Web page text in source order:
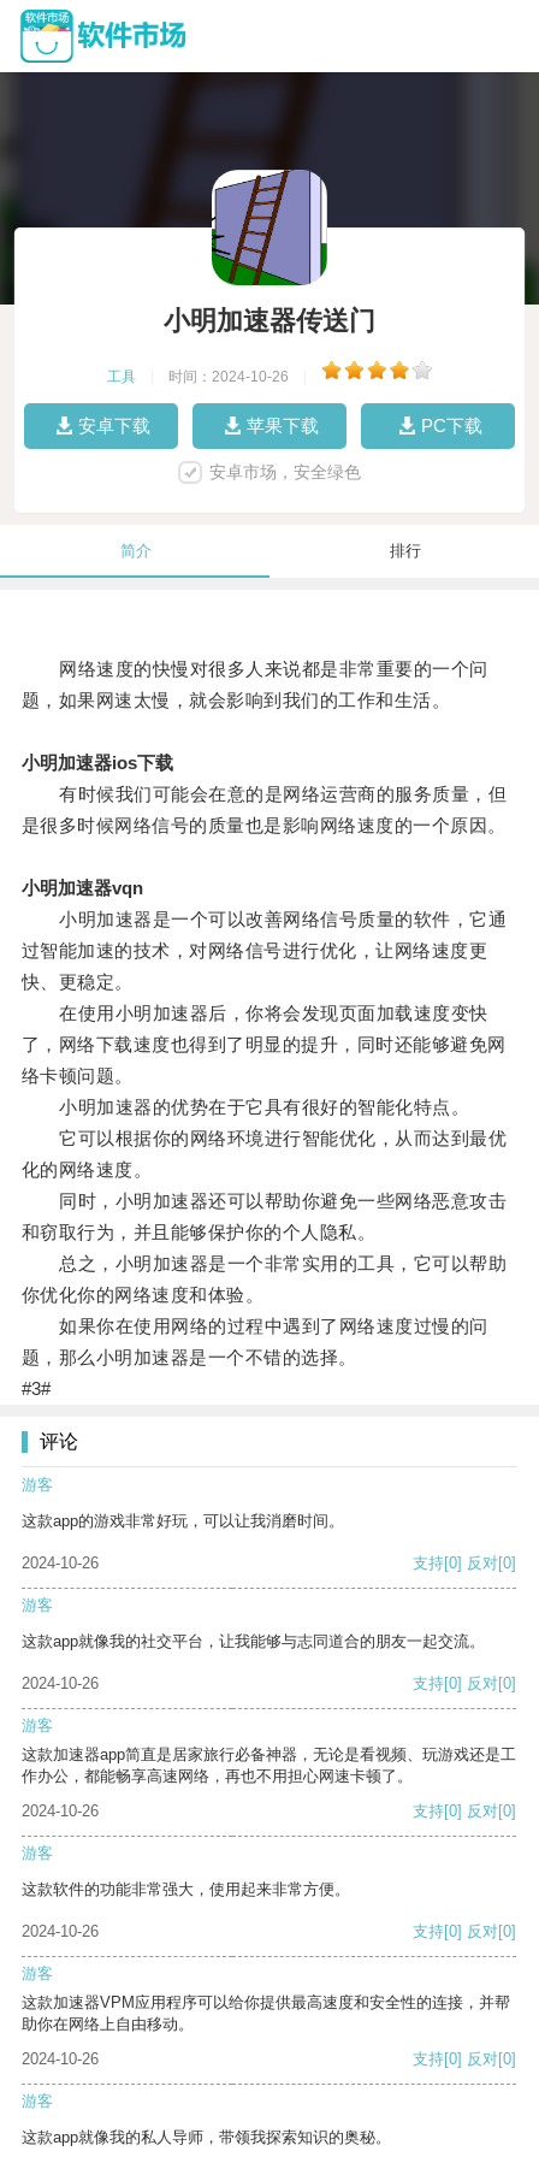
小明加速器传送门
工具 时间：2024-10-26
安卓下载 苹果下载 PC下载
安卓市场，安全绿色
简介 排行
网络速度的快慢对很多人来说都是非常重要的一个问
题，如果网速太慢，就会影响到我们的工作和生活。
小明加速器ios下载
有时候我们可能会在意的是网络运营商的服务质量，但
是很多时候网络信号的质量也是影响网络速度的一个原因。
小明加速器vqn
小明加速器是一个可以改善网络信号质量的软件，它通
过智能加速的技术，对网络信号进行优化，让网络速度更
快、更稳定。
在使用小明加速器后，你将会发现页面加载速度变快
了，网络下载速度也得到了明显的提升，同时还能够避免网
络卡顿问题。
小明加速器的优势在于它具有很好的智能化特点。
它可以根据你的网络环境进行智能优化，从而达到最优
化的网络速度。
同时，小明加速器还可以帮助你避免一些网络恶意攻击
和窃取行为，并且能够保护你的个人隐私。
总之，小明加速器是一个非常实用的工具，它可以帮助
你优化你的网络速度和体验。
如果你在使用网络的过程中遇到了网络速度过慢的问
题，那么小明加速器是一个不错的选择。
#3#
评论
游客
这款app的游戏非常好玩，可以让我消磨时间。
2024-10-26 支持[0] 反对[0]
游客
这款app就像我的社交平台，让我能够与志同道合的朋友一起交流。
2024-10-26 支持[0] 反对[0]
游客
这款加速器app简直是居家旅行必备神器，无论是看视频、玩游戏还是工
作办公，都能畅享高速网络，再也不用担心网速卡顿了。
2024-10-26
支持[0] 反对[0]
游客
这款软件的功能非常强大，使用起来非常方便。
2024-10-26 支持[0] 反对[0]
游客
这款加速器VPM应用程序可以给你提供最高速度和安全性的连接，并帮
助你在网络上自由移动。
2024-10-26
支持[0] 反对[0]
游客
这款app就像我的私人导师，带领我探索知识的奥秘。